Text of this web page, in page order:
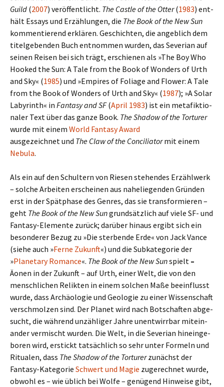
Guild (2007) ver­öf­fent­licht. The Castle of the Otter(1983) ent­
hält Essays und Erzählungen, die The Book of the New Sun
kom­men­tie­rend erklä­ren. Geschichten, die angeb­lich dem
titel­ge­ben­den Buch ent­nom­men wurden, das Severian auf
seinen Reisen bei sich trägt, erschie­nen als »The Boy Who
Hooked the Sun: A Tale from the Book of Wonders of Urth
and Sky« (1985) und »Empires of Foliage and Flower: A Tale
from the Book of Wonders of Urth and Sky« (1987); »A Solar
Labyrinth« in Fantasy and SF(April 1983) ist ein meta­fik­tio­
na­ler Text über das ganze Book. The Shadow of the Torturer
wurde mit einem World Fantasy Award
aus­ge­zeich­net und The Claw of the Conciliatormit einem
Nebula.
Als ein auf den Schultern von Riesen ste­hen­des Erzählwerk
– solche Arbeiten erschei­nen aus nahe­lie­gen­den Gründen
erst in der Spätphase des Genres, das sie trans­for­mie­ren –
geht The Book of the New Sungrund­sätz­lich auf viele SF- und
Fantasy-Elemente zurück; dar­über hinaus ergibt sich ein
beson­de­rer Bezug zu »Die ster­bende Erde« von Jack Vance
(siehe auch »Ferne Zukunft«) und die Subkategorie der
»Planetary Romance«. The Book of the New Sunspielt –
Äonen in der Zukunft – auf Urth, einer Welt, die von den
mensch­li­chen Relikten in einem sol­chen Maße beein­flusst
wurde, dass Archäologie und Geologie zu einer Wissenschaft
ver­schmol­zen sind. Der Planet wird nach Botschaften abge­
sucht, die wäh­rend unzäh­li­ger Jahre unent­wirr­bar mit­ein­
an­der ver­mischt wurden. Die Welt, in die Severian hin­ein­ge­
bo­ren wird, erstickt tat­säch­lich so sehr unter Formeln und
Ritualen, dass The Shadow of the Torturerzunächst der
Fantasy-Kategorie Schwert und Magie zuge­rech­net wurde,
obwohl es – wie üblich bei Wolfe – genü­gend Hinweise gibt,